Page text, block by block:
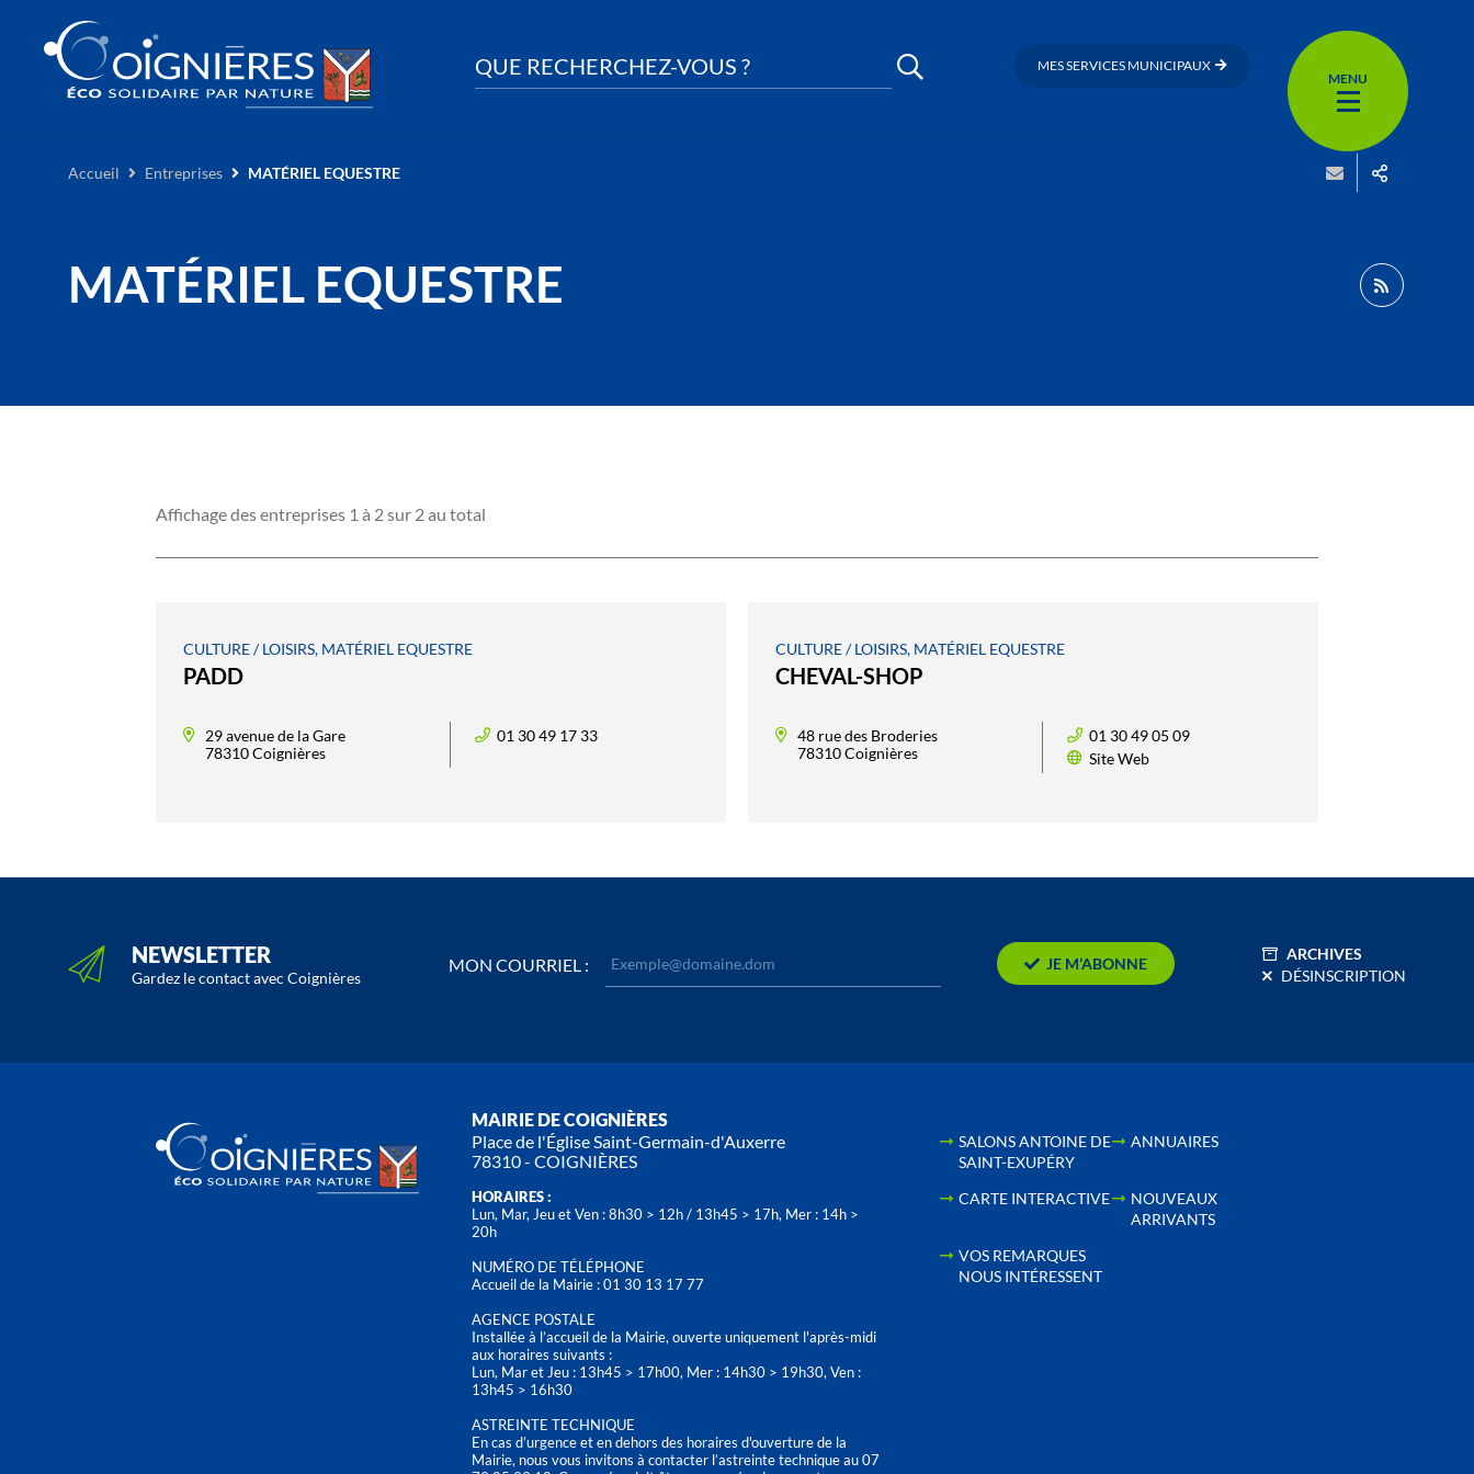
QUE RECHERCHEZ-VOUS ? MES SERVICES MUNICIPAUX
MENU
Accueil Entreprises MATÉRIEL EQUESTRE
MATÉRIEL EQUESTRE
Affichage des entreprises 1 à 2 sur 2 au total
CULTURE / LOISIRS, MATÉRIEL EQUESTRE
PADD
29 avenue de la Gare
78310 Coignières
01 30 49 17 33
CULTURE / LOISIRS, MATÉRIEL EQUESTRE
CHEVAL-SHOP
48 rue des Broderies
78310 Coignières
01 30 49 05 09
Site Web
NEWSLETTER
Gardez le contact avec Coignières
MON COURRIEL : JE M’ABONNE
ARCHIVES
DÉSINSCRIPTION
MAIRIE DE COIGNIÈRES
Place de l'Église Saint-Germain-d'Auxerre
78310 - COIGNIÈRES
HORAIRES :
Lun, Mar, Jeu et Ven : 8h30 > 12h / 13h45 > 17h, Mer : 14h >
20h
NUMÉRO DE TÉLÉPHONE
Accueil de la Mairie : 01 30 13 17 77
AGENCE POSTALE
Installée à l’accueil de la Mairie, ouverte uniquement l'après-midi
aux horaires suivants :
Lun, Mar et Jeu : 13h45 > 17h00, Mer : 14h30 > 19h30, Ven :
13h45 > 16h30
ASTREINTE TECHNIQUE
En cas d’urgence et en dehors des horaires d'ouverture de la
Mairie, nous vous invitons à contacter l’astreinte technique au 07
SALONS ANTOINE DE
SAINT-EXUPÉRY
ANNUAIRES
CARTE INTERACTIVE
NOUVEAUX
ARRIVANTS
VOS REMARQUES
NOUS INTÉRESSENT